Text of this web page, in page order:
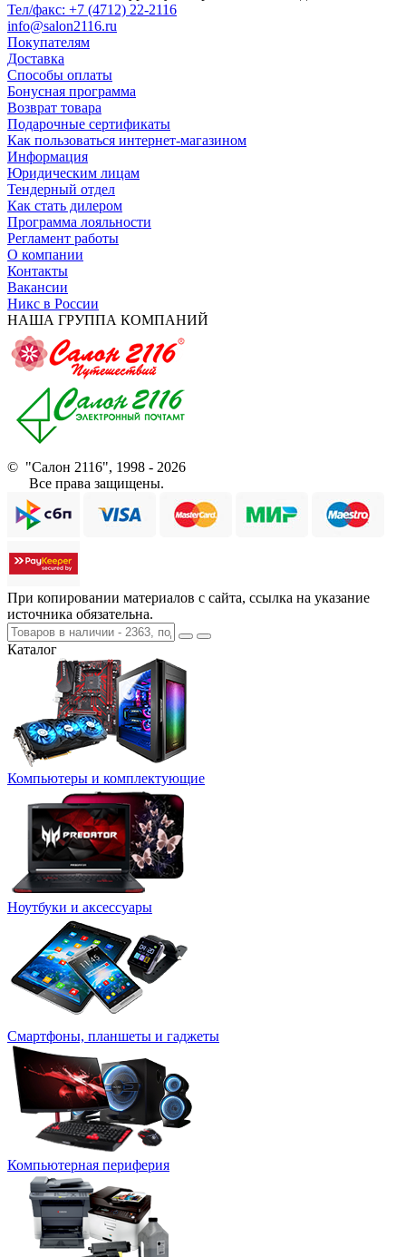
Тел/факс: +7 (4712) 22-2116
info@salon2116.ru
Покупателям
Доставка
Способы оплаты
Бонусная программа
Возврат товара
Подарочные сертификаты
Как пользоваться интернет-магазином
Информация
Юридическим лицам
Тендерный отдел
Как стать дилером
Программа лояльности
Регламент работы
О компании
Контакты
Вакансии
Никс в России
НАША ГРУППА КОМПАНИЙ
© "Салон 2116", 1998 - 2026
Все права защищены.
При копировании материалов с сайта, ссылка на указание
источника обязательна.
Каталог
Компьютеры и комплектующие
Ноутбуки и аксессуары
Смартфоны, планшеты и гаджеты
Компьютерная периферия